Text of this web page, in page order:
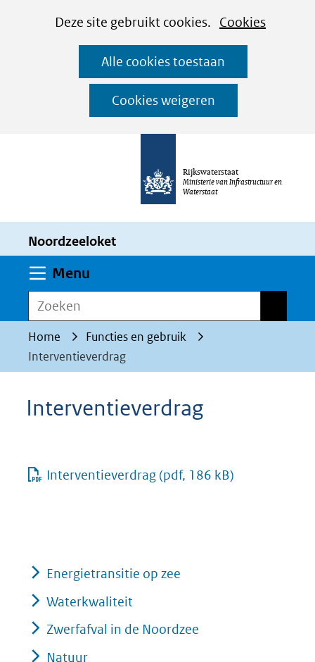
CookiesDeze site gebruikt cookies. Cookies
worden
toegestaan
geweigerd.
Alle cookies toestaan
Cookies weigeren
Ga
naar
de
inhoud
Rijkswaterstaat
Ministerie van Infrastructuur en
Waterstaat
Noordzeeloket
Menu
Zoeken
Home
Functies en gebruik
Interventieverdrag
Interventieverdrag
Interventieverdrag (pdf, 186 kB)
Energietransitie op zee
Waterkwaliteit
Zwerfafval in de Noordzee
Natuur